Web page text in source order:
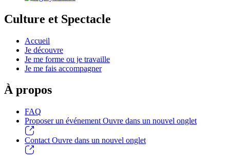
Culture et Spectacle
Accueil
Je découvre
Je me forme ou je travaille
Je me fais accompagner
À propos
FAQ
Proposer un événement Ouvre dans un nouvel onglet
Contact Ouvre dans un nouvel onglet